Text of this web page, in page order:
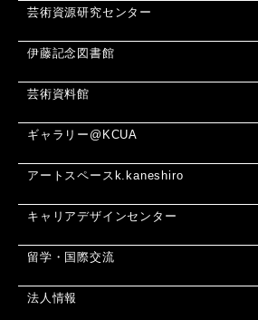
芸術資源研究センター
伊藤記念図書館
芸術資料館
ギャラリー@KCUA
アートスペースk.kaneshiro
キャリアデザインセンター
留学・国際交流
法人情報